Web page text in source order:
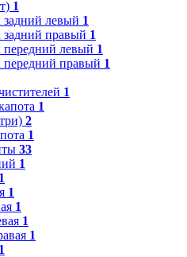
1
левый 1
правый 1
левый 1
правый 1
1
1
2
1
33
1
1
1
1
1
1
1